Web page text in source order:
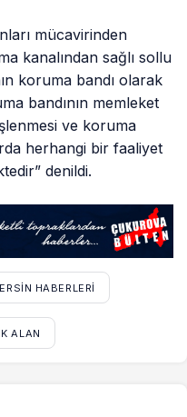
mücavirinden
kanalından sağlı sollu
koruma bandı olarak
bandının memleket
ve koruma
herhangi bir faaliyet
denildi.
HABERLERI
ALAN